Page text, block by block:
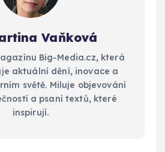
Vaňková
Big-Media.cz, která
aktuální dění, inovace a
světě. Miluje objevování
a psaní textů, které
inspirují.